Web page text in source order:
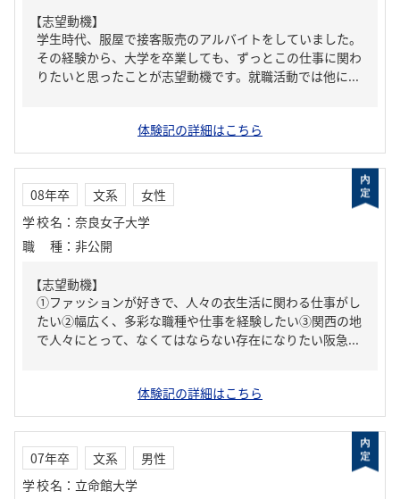
【志望動機】
学生時代、服屋で接客販売のアルバイトをしていました。
その経験から、大学を卒業しても、ずっとこの仕事に関わ
りたいと思ったことが志望動機です。就職活動では他に...
体験記の詳細はこちら
08年卒 文系
女性
学校名 ： 奈良女子大学
職種 ： 非公開
【志望動機】
①ファッションが好きで、人々の衣生活に関わる仕事がし
たい②幅広く、多彩な職種や仕事を経験したい③関西の地
で人々にとって、なくてはならない存在になりたい阪急...
体験記の詳細はこちら
07年卒 文系
男性
学校名 ： 立命館大学